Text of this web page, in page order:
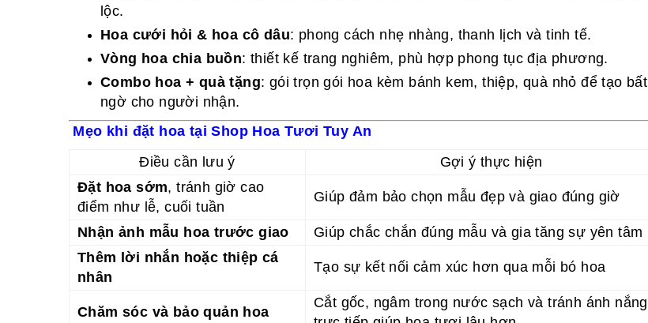
lộc.
Hoa cưới hỏi & hoa cô dâu: phong cách nhẹ nhàng, thanh lịch và tinh tế.
Vòng hoa chia buồn: thiết kế trang nghiêm, phù hợp phong tục địa phương.
Combo hoa + quà tặng: gói trọn gói hoa kèm bánh kem, thiệp, quà nhỏ để tạo bất
ngờ cho người nhận.
Mẹo khi đặt hoa tại Shop Hoa Tươi Tuy An
Điều cần lưu ý
Gợi ý thực hiện
Đặt hoa sớm, tránh giờ cao
điểm như lễ, cuối tuần
Giúp đảm bảo chọn mẫu đẹp và giao đúng giờ
Nhận ảnh mẫu hoa trước giao
Giúp chắc chắn đúng mẫu và gia tăng sự yên tâm
Thêm lời nhắn hoặc thiệp cá
nhân
Tạo sự kết nối cảm xúc hơn qua mỗi bó hoa
Chăm sóc và bảo quản hoa
Cắt gốc, ngâm trong nước sạch và tránh ánh nắng